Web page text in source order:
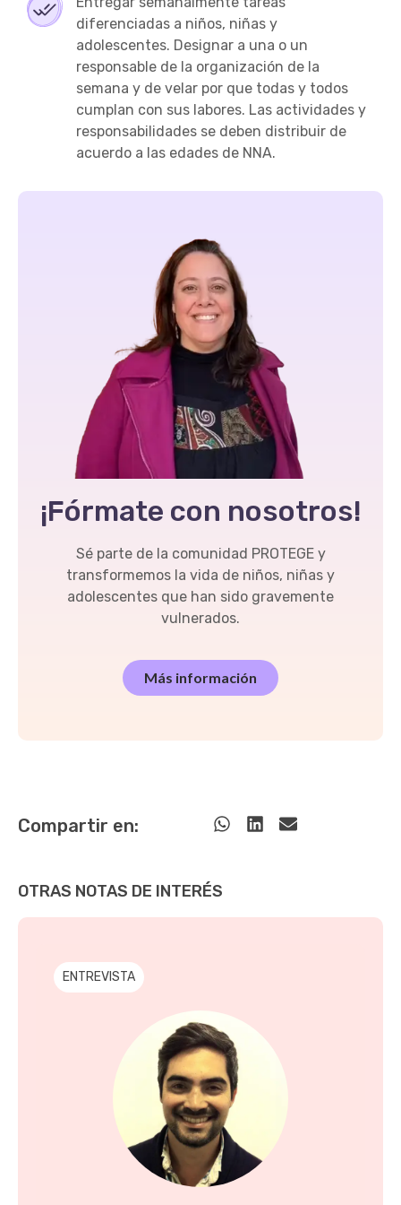
diferenciadas a niños, niñas y
adolescentes. Designar a una o un
responsable de la organización de la
semana y de velar por que todas y todos
cumplan con sus labores. Las actividades y
responsabilidades se deben distribuir de
acuerdo a las edades de NNA.
¡Fórmate con nosotros!
Sé parte de la comunidad PROTEGE y
transformemos la vida de niños, niñas y
adolescentes que han sido gravemente
vulnerados.
Más información
Compartir en:
OTRAS NOTAS DE INTERÉS
ENTREVISTA